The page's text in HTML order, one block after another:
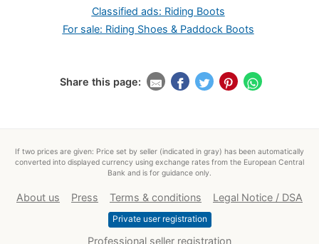
Classified ads: Riding Boots
For sale: Riding Shoes & Paddock Boots
Share this page:
If two prices are given: Price set by seller (indicated in gray) has been automatically
converted into displayed currency using exchange rates from the European Central
Bank and is for guidance only.
About us Press Terms & conditions Legal Notice / DSA
Private user registration
Professional seller registration